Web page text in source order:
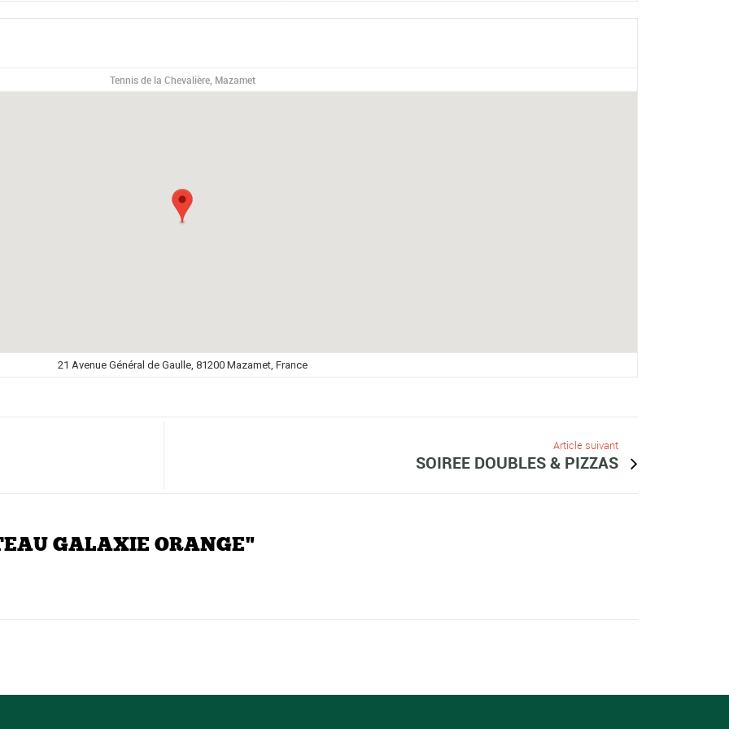
Tennis de la Chevalière, Mazamet
21 Avenue Général de Gaulle, 81200 Mazamet, France
Article suivant
SOIREE DOUBLES & PIZZAS
GALAXIE ORANGE"